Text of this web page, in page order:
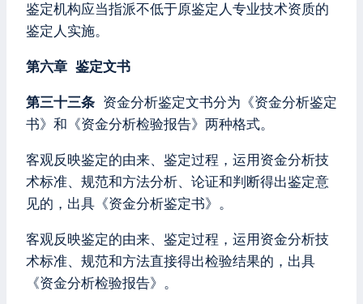
鉴定机构应当指派不低于原鉴定人专业技术资质的
鉴定人实施。
第六章 鉴定文书
第三十三条 资金分析鉴定文书分为《资金分析鉴定
书》和《资金分析检验报告》两种格式。
客观反映鉴定的由来、鉴定过程，运用资金分析技
术标准、规范和方法分析、论证和判断得出鉴定意
见的，出具《资金分析鉴定书》。
客观反映鉴定的由来、鉴定过程，运用资金分析技
术标准、规范和方法直接得出检验结果的，出具
《资金分析检验报告》。